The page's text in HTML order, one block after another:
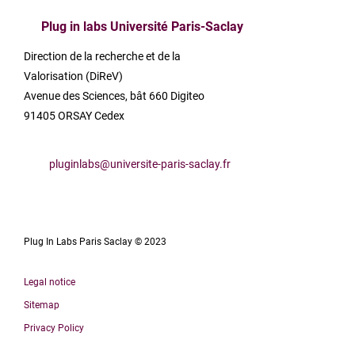
Plug in labs Université Paris-Saclay
Direction de la recherche et de la
Valorisation (DiReV)
Avenue des Sciences, bât 660 Digiteo
91405 ORSAY Cedex
pluginlabs@universite-paris-saclay.fr
Plug In Labs Paris Saclay © 2023
Legal notice
Sitemap
Privacy Policy